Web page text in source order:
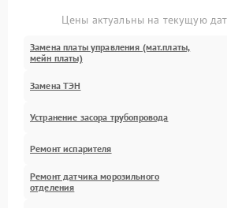
Цены актуальны на текущую
Замена платы управления (мат.платы,
мейн платы)
Замена ТЭН
Устранение засора трубопровода
Ремонт испарителя
Ремонт датчика морозильного
отделения